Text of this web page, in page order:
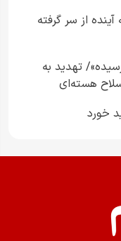
آینده از سر گرفته
تهدید به
هسته‌ای
خورد